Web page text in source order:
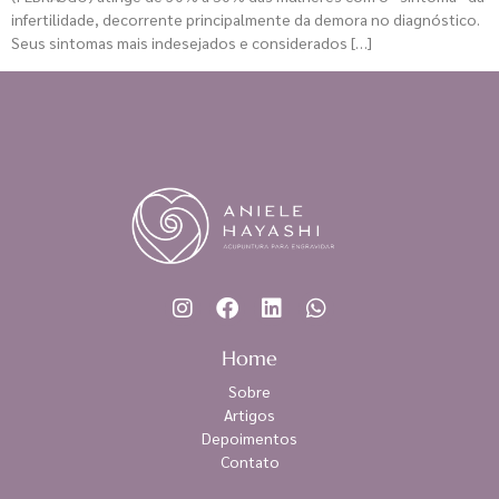
infertilidade, decorrente principalmente da demora no diagnóstico.
Seus sintomas mais indesejados e considerados […]
Home
Sobre
Artigos
Depoimentos
Contato